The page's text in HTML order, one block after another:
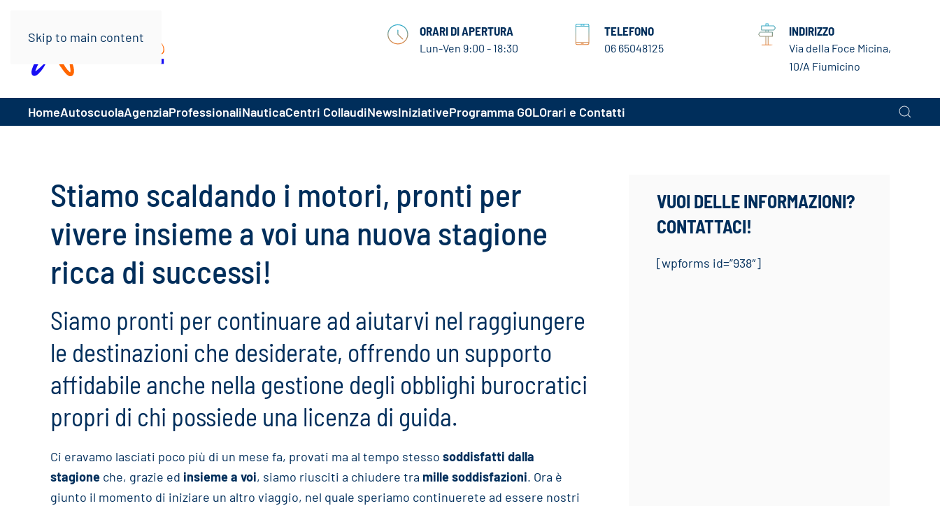
Skip to main content ORARI DI APERTURA
Lun-Ven 9:00 - 18:30
TELEFONO
06 65048125
INDIRIZZO
Via della Foce Micina,
10/A Fiumicino
HomeAutoscuolaAgenziaProfessionaliNauticaCentri CollaudiNewsIniziativeProgramma GOLOrari e Contatti
Stiamo scaldando i motori, pronti per
vivere insieme a voi una nuova stagione
ricca di successi!
Siamo pronti per continuare ad aiutarvi nel raggiungere
le destinazioni che desiderate, offrendo un supporto
affidabile anche nella gestione degli obblighi burocratici
propri di chi possiede una licenza di guida.
Ci eravamo lasciati poco più di un mese fa, provati ma al tempo stesso soddisfatti dalla
stagione che, grazie ed insieme a voi, siamo riusciti a chiudere tra mille soddisfazioni. Ora è
giunto il momento di iniziare un altro viaggio, nel quale speriamo continuerete ad essere nostri
VUOI DELLE INFORMAZIONI?
CONTATTACI!
[wpforms id=”938″]